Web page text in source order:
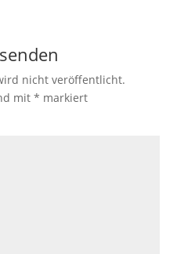
nicht veröffentlicht.
mit * markiert